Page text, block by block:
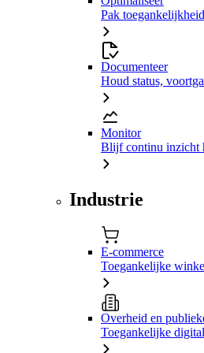
Pak
Documenteer
Houd status,
Monitor
Blijf continu inzicht
Industrie
E-commerce
Toegankelijke
Overheid en
Toegankelijke